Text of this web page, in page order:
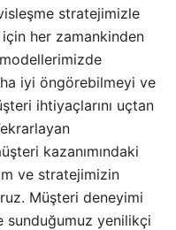
stratejimizle
her zamankinden
iyi öngörebilmeyi ve
ihtiyaçlarını uçtan
kazanımındaki
ve stratejimizin
Müşteri deneyimi
sunduğumuz yenilikçi